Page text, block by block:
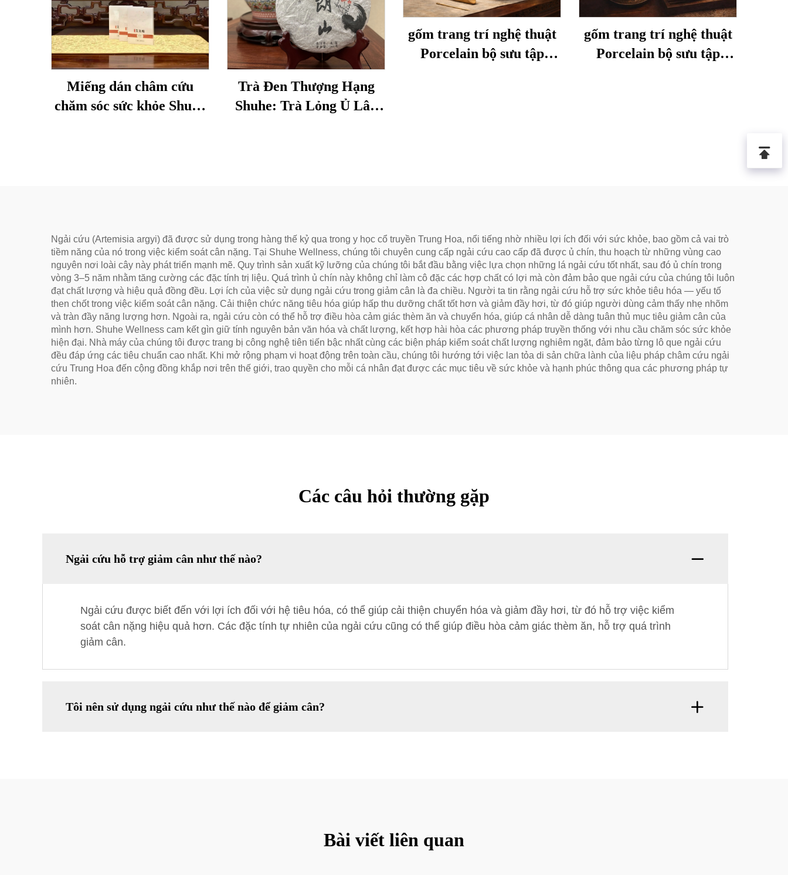
Miếng dán châm cứu
chăm sóc sức khỏe Shuhe
Trà Đen Thượng Hạng
Shuhe: Trà Lỏng Ủ Lâu
gốm trang trí nghệ thuật
Porcelain bộ sưu tập
gốm trang trí nghệ thuật
Porcelain bộ sưu tập
Ngải cứu (Artemisia argyi) đã được sử dụng trong hàng thế kỷ qua trong y học cổ truyền Trung Hoa, nổi tiếng nhờ nhiều lợi ích đối với sức khỏe, bao gồm cả vai trò
tiềm năng của nó trong việc kiểm soát cân nặng. Tại Shuhe Wellness, chúng tôi chuyên cung cấp ngải cứu cao cấp đã được ủ chín, thu hoạch từ những vùng cao
nguyên nơi loài cây này phát triển mạnh mẽ. Quy trình sản xuất kỹ lưỡng của chúng tôi bắt đầu bằng việc lựa chọn những lá ngải cứu tốt nhất, sau đó ủ chín trong
vòng 3–5 năm nhằm tăng cường các đặc tính trị liệu. Quá trình ủ chín này không chỉ làm cô đặc các hợp chất có lợi mà còn đảm bảo que ngải cứu của chúng tôi luôn
đạt chất lượng và hiệu quả đồng đều. Lợi ích của việc sử dụng ngải cứu trong giảm cân là đa chiều. Người ta tin rằng ngải cứu hỗ trợ sức khỏe tiêu hóa — yếu tố
then chốt trong việc kiểm soát cân nặng. Cải thiện chức năng tiêu hóa giúp hấp thu dưỡng chất tốt hơn và giảm đầy hơi, từ đó giúp người dùng cảm thấy nhẹ nhõm
và tràn đầy năng lượng hơn. Ngoài ra, ngải cứu còn có thể hỗ trợ điều hòa cảm giác thèm ăn và chuyển hóa, giúp cá nhân dễ dàng tuân thủ mục tiêu giảm cân của
mình hơn. Shuhe Wellness cam kết gìn giữ tính nguyên bản văn hóa và chất lượng, kết hợp hài hòa các phương pháp truyền thống với nhu cầu chăm sóc sức khỏe
hiện đại. Nhà máy của chúng tôi được trang bị công nghệ tiên tiến bậc nhất cùng các biện pháp kiểm soát chất lượng nghiêm ngặt, đảm bảo từng lô que ngải cứu
đều đáp ứng các tiêu chuẩn cao nhất. Khi mở rộng phạm vi hoạt động trên toàn cầu, chúng tôi hướng tới việc lan tỏa di sản chữa lành của liệu pháp châm cứu ngải
cứu Trung Hoa đến cộng đồng khắp nơi trên thế giới, trao quyền cho mỗi cá nhân đạt được các mục tiêu về sức khỏe và hạnh phúc thông qua các phương pháp tự
nhiên.
Các câu hỏi thường gặp
Ngải cứu hỗ trợ giảm cân như thế nào?
Ngải cứu được biết đến với lợi ích đối với hệ tiêu hóa, có thể giúp cải thiện chuyển hóa và giảm đầy hơi, từ đó hỗ trợ việc kiểm
soát cân nặng hiệu quả hơn. Các đặc tính tự nhiên của ngải cứu cũng có thể giúp điều hòa cảm giác thèm ăn, hỗ trợ quá trình
giảm cân.
Tôi nên sử dụng ngải cứu như thế nào để giảm cân?
Bài viết liên quan